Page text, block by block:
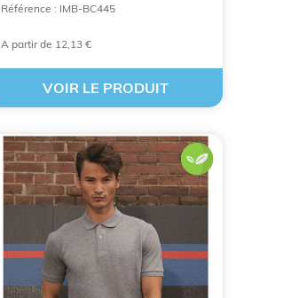
Référence : IMB-BC445
A partir de 12,13 €
VOIR LE PRODUIT